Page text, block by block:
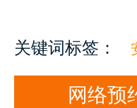
关键词标签：
网络预